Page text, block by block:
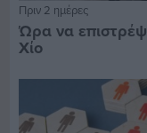
Πριν 2 ημέρες
Ώρα να
Χίο